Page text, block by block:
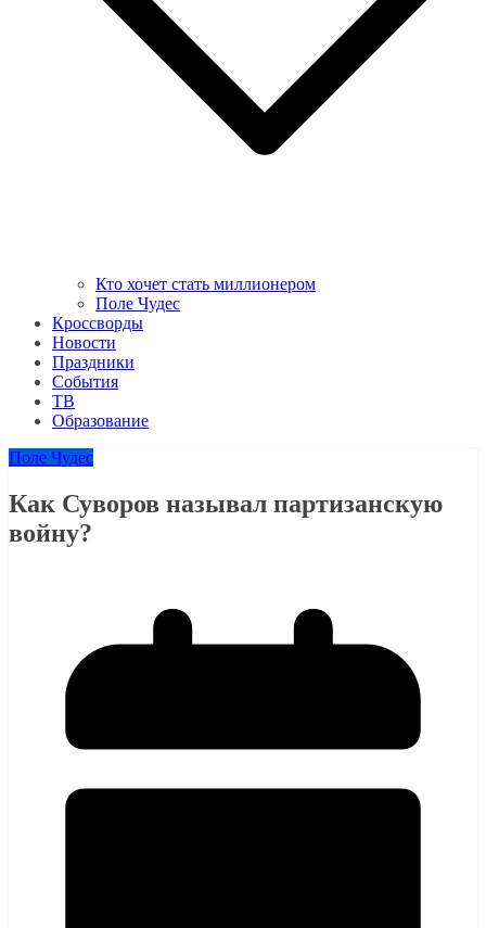
Кто хочет стать миллионером
Поле Чудес
Кроссворды
Новости
Праздники
События
ТВ
Образование
Поле Чудес
Как Суворов называл партизанскую
войну?